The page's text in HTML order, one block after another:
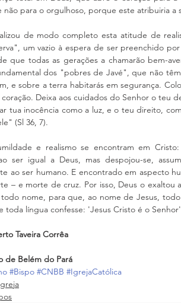
não para o orgulhoso, porque este atribuiria a
de modo completo esta atitude de
um vazio à espera de ser preenchido
que todas as gerações a chamarão bem-
dos "pobres de Javé", que não
e sobre a terra habitarás em segurança.
Deixa aos cuidados do Senhor o teu
tua inocência como a luz, e o teu direito,
(Sl 36, 7).
e realismo se encontram em
ser igual a Deus, mas despojou-se,
ao ser humano. E encontrado em aspecto
– e morte de cruz. Por isso, Deus o
todo nome, para que, ao nome de Jesus,
toda língua confesse: 'Jesus Cristo é o
Taveira Corrêa
de Belém do Pará
#Bispo #CNBB #IgrejaCatólica